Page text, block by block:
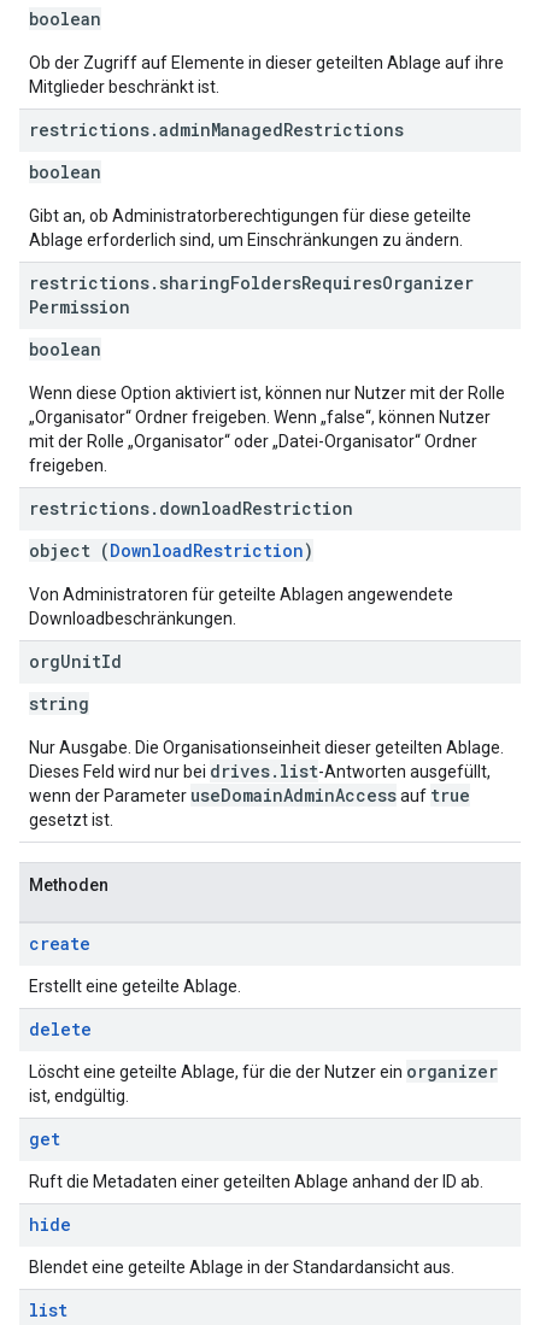
boolean
Ob der Zugriff auf Elemente in dieser geteilten Ablage auf ihre
Mitglieder beschränkt ist.
restrictions.adminManagedRestrictions
boolean
Gibt an, ob Administratorberechtigungen für diese geteilte
Ablage erforderlich sind, um Einschränkungen zu ändern.
restrictions. sharingFoldersRequiresOrganizer
Permission
boolean
Wenn diese Option aktiviert ist, können nur Nutzer mit der Rolle
„Organisator“ Ordner freigeben. Wenn „false“, können Nutzer
mit der Rolle „Organisator“ oder „Datei-Organisator“ Ordner
freigeben.
restrictions. downloadRestriction
object (DownloadRestriction)
Von Administratoren für geteilte Ablagen angewendete
Downloadbeschränkungen.
orgUnitId
string
Nur Ausgabe. Die Organisationseinheit dieser geteilten Ablage.
Dieses Feld wird nur bei drives.list-Antworten ausgefüllt,
wenn der Parameter useDomainAdminAccessauf true
gesetzt ist.
Methoden
create
Erstellt eine geteilte Ablage.
delete
Löscht eine geteilte Ablage, für die der Nutzer ein organizer
ist, endgültig.
get
Ruft die Metadaten einer geteilten Ablage anhand der ID ab.
hide
Blendet eine geteilte Ablage in der Standardansicht aus.
list